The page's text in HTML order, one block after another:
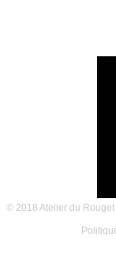
© 2018 Atelier du